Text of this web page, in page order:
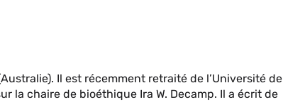
Il est récemment retraité de l’Université de
la chaire de bioéthique Ira W. Decamp. Il a écrit de